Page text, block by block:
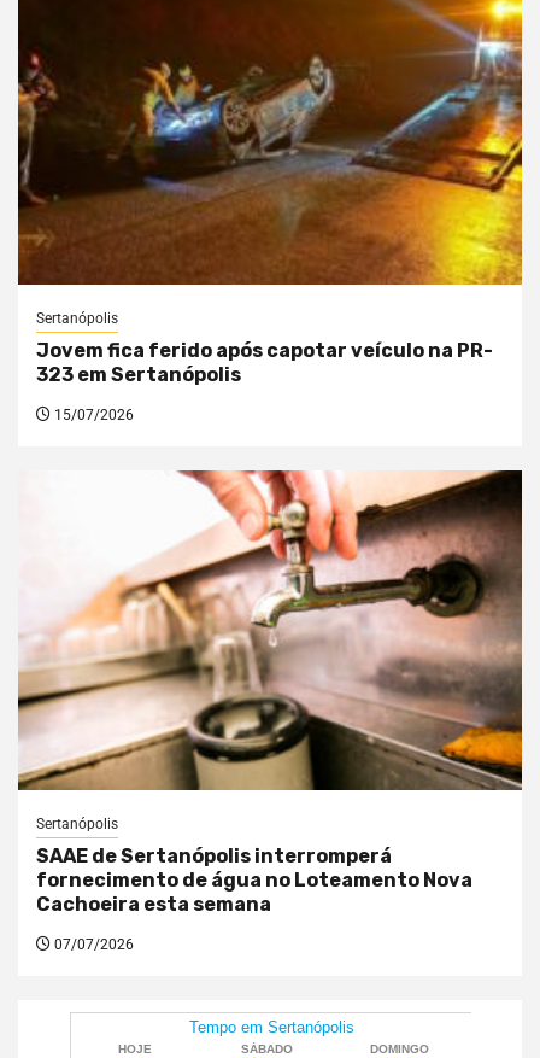
Sertanópolis
Jovem fica ferido após capotar veículo na PR-
323 em Sertanópolis
15/07/2026
Sertanópolis
SAAE de Sertanópolis interromperá
fornecimento de água no Loteamento Nova
Cachoeira esta semana
07/07/2026